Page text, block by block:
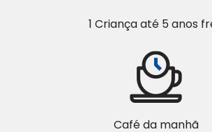
1 Criança até 5 anos
Café da manhã